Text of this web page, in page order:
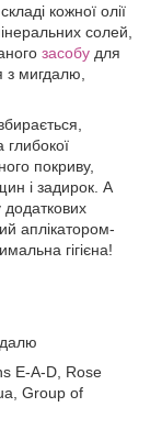
кожної олії
солей,
засобу для
з мигдалю,
покриву,
і задирок. А
додаткових
аплікатором-
гігієна!
E-A-D, Rose
Group of